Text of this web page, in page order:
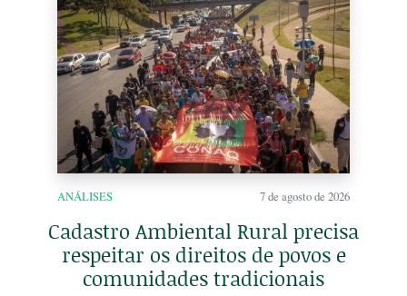
ANÁLISES 7 de agosto de 2026
Cadastro Ambiental Rural precisa
respeitar os direitos de povos e
comunidades tradicionais